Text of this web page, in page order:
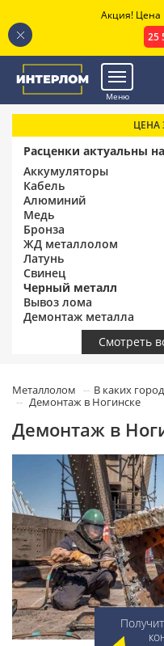
Меню
ЦЕНА
Расценки актуальны
Аккумуляторы
Кабель
Алюминий
Медь
Бронза
ЖД металлолом
Латунь
Свинец
Черный металл
Вывоз лома
Демонтаж металла
Смотреть
Металлолом
В каких
Демонтаж в Ногинске
Демонтаж в
Акция! Цена
25